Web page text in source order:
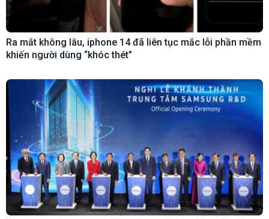
Ra mắt không lâu, iphone 14 đã liên tục mắc lỗi phần mềm
khiến người dùng “khóc thét”